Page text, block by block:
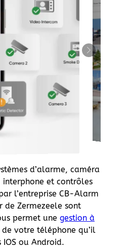
d’alarme, caméra
et contrôles
l’entreprise CB-Alarm
de Zermezeele sont
permet une gestion à
votre téléphone qu’il
IOS ou Android.